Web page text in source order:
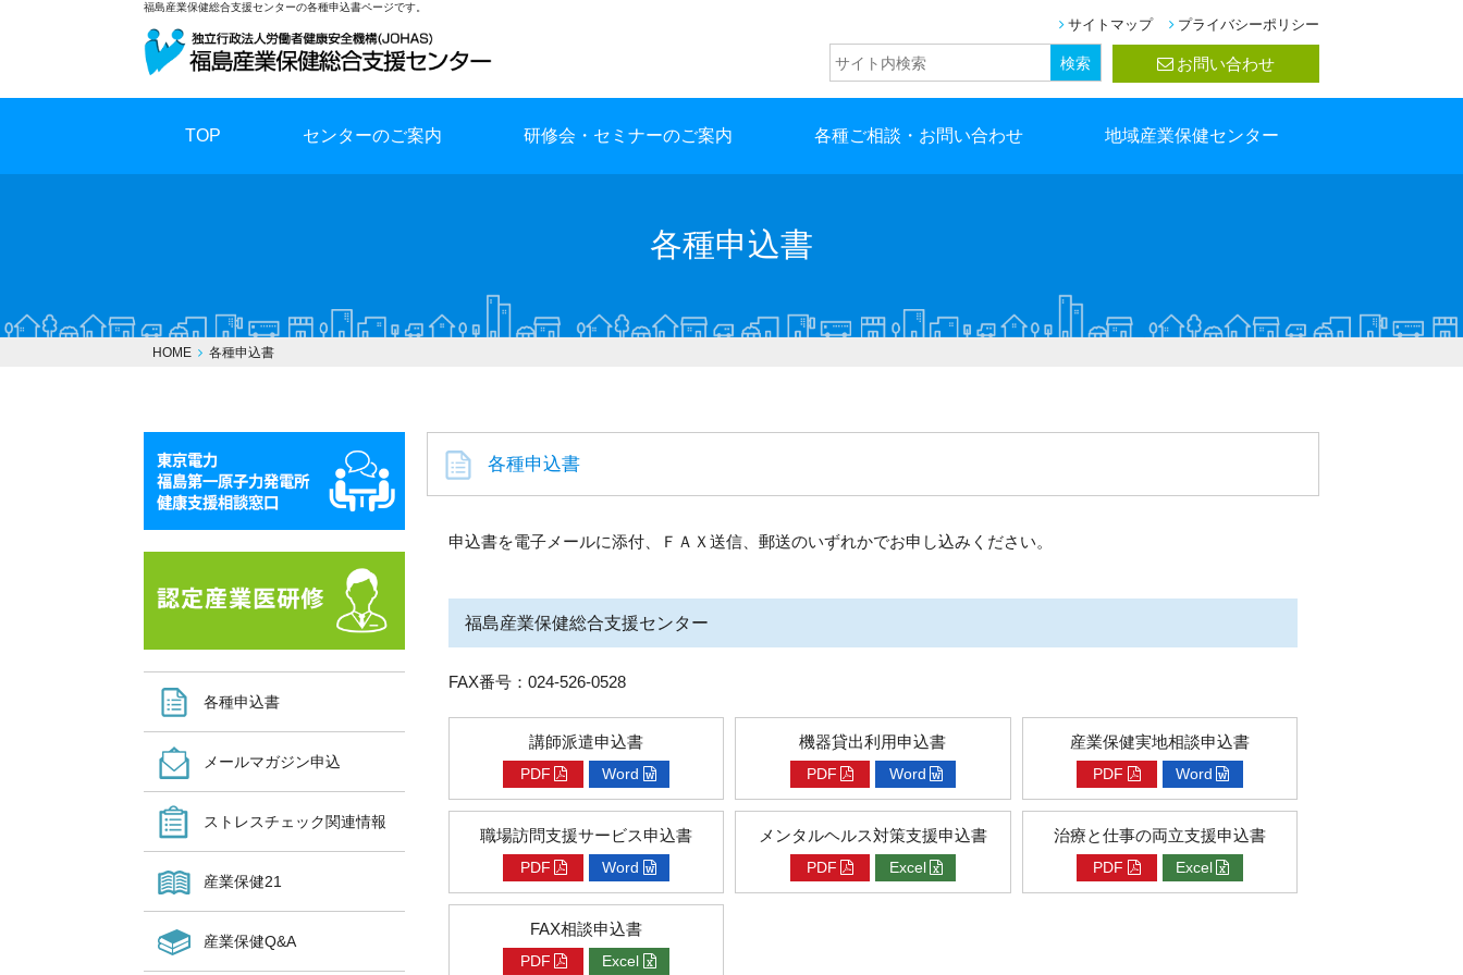
福島産業保健総合支援センターの各種申込書ページです。
サイトマップ プライバシーポリシー
お問い合わせ
TOP センターのご案内 研修会・セミナーのご案内 各種ご相談・お問い合わせ 地域産業保健センター
各種申込書
HOME 各種申込書
各種申込書
申込書を電子メールに添付、ＦＡＸ送信、郵送のいずれかでお申し込みください。
福島産業保健総合支援センター
FAX番号：024-526-0528
講師派遣申込書
PDF Word
機器貸出利用申込書
PDF Word
産業保健実地相談申込書
PDF Word
職場訪問支援サービス申込書
PDF Word
メンタルヘルス対策支援申込書
PDF Excel
治療と仕事の両立支援申込書
PDF Excel
FAX相談申込書
PDF Excel
各種申込書
メールマガジン申込
ストレスチェック関連情報
産業保健21
産業保健Q&A